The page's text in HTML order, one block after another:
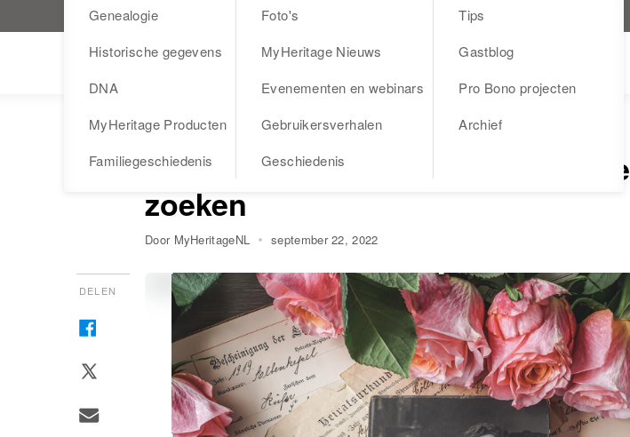
Bezoek MyHeritage.nl
Blog
Genealogie
Historische gegevens
DNA
MyHeritage Producten
Familiegeschiedenis
Foto's
MyHeritage Nieuws
Evenementen en webinars
Gebruikersverhalen
Geschiedenis
Tips
Gastblog
Pro Bono projecten
Archief
DNA
Tips om uw biologische ouders te
zoeken
Door MyHeritageNL september 22, 2022
DELEN